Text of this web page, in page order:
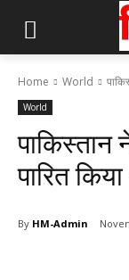
Home World
World
पारित
By HM-Admin